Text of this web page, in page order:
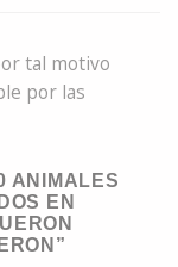
tal motivo
por las
ANIMALES
EN
”